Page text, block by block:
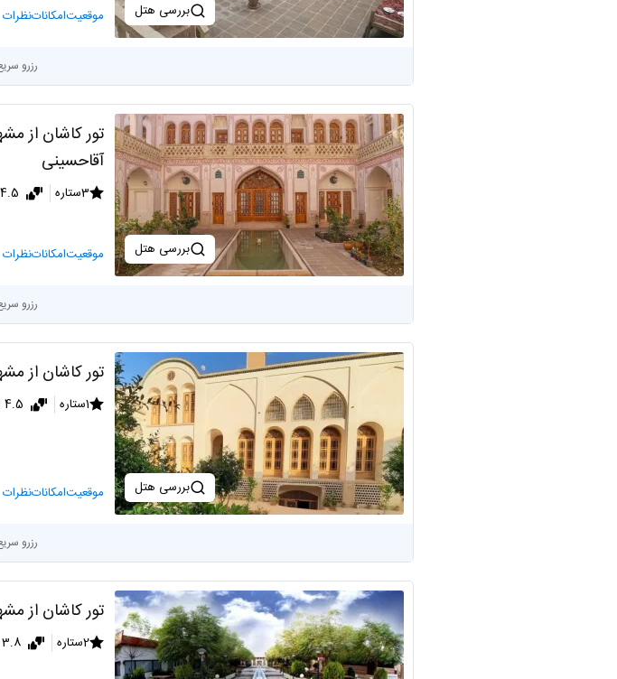
بررسی هتل موقعیتامکاناتنظرات
رزرو
بررسی هتل
تور کاشان از
آقاحسینی
3ستاره 4.5 امتیاز
موقعیتامکاناتنظرات
رزرو
بررسی هتل
تور کاشان از
1ستاره 4.5 امتیاز
موقعیتامکاناتنظرات
رزرو
تور کاشان از
2ستاره 3.8 امتیاز